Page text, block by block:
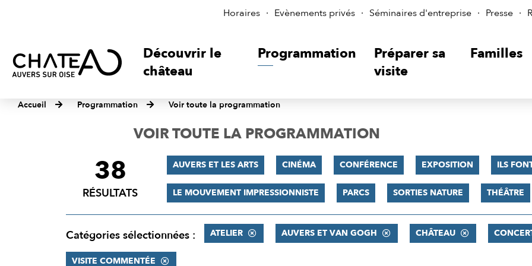
Horaires Evènements privés Séminaires d'entreprise Presse
Découvrir le
château
Programmation
Préparer sa
visite
Familles
Accueil Programmation Voir toute la programmation
VOIR TOUTE LA PROGRAMMATION
FILTRER
RÉSULTATS
38
RÉSULTATS
AUVERS ET LES ARTS CINÉMA CONFÉRENCE EXPOSITION ILS
LE MOUVEMENT IMPRESSIONNISTE PARCS SORTIES NATURE THÉÂTRE
Catégories sélectionnées : ATELIER AUVERS ET VAN GOGH CHÂTEAU
VISITE COMMENTÉE